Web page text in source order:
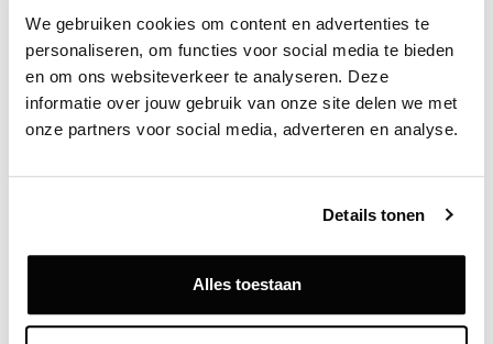
We gebruiken cookies om content en advertenties te
personaliseren, om functies voor social media te bieden
en om ons websiteverkeer te analyseren. Deze
informatie over jouw gebruik van onze site delen we met
onze partners voor social media, adverteren en analyse.
Details tonen
Alles toestaan
Zie direct welke partijen en panden betrokken zijn bij dit nieuws.
Deze informatie is alleen beschikbaar voor licentiehouders van
Vastgoeddata.
Vraag een demo aan
Terug
Gerelateerde nieuwsberichten